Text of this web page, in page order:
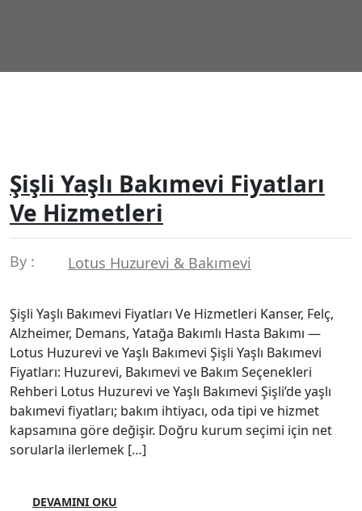
Şişli Yaşlı Bakımevi Fiyatları
Ve Hizmetleri
By : Lotus Huzurevi & Bakımevi
Şişli Yaşlı Bakımevi Fiyatları Ve Hizmetleri Kanser, Felç,
Alzheimer, Demans, Yatağa Bakımlı Hasta Bakımı —
Lotus Huzurevi ve Yaşlı Bakımevi Şişli Yaşlı Bakımevi
Fiyatları: Huzurevi, Bakımevi ve Bakım Seçenekleri
Rehberi Lotus Huzurevi ve Yaşlı Bakımevi Şişli’de yaşlı
bakımevi fiyatları; bakım ihtiyacı, oda tipi ve hizmet
kapsamına göre değişir. Doğru kurum seçimi için net
sorularla ilerlemek […]
DEVAMINI OKU